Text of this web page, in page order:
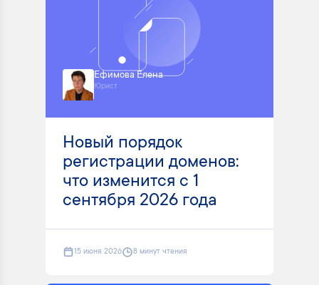
Ефимова Елена
Юрист
Новый порядок
регистрации доменов:
что изменится с 1
сентября 2026 года
15 июня 2026 8 минут чтения